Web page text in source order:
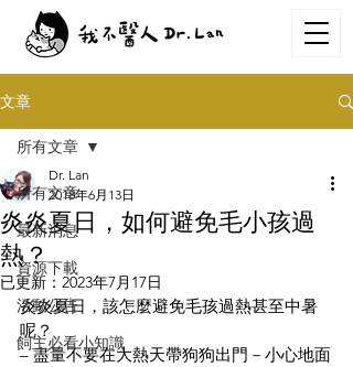
文章
所有文章
最新消息
資源下載
活動公告
飼主必看小知識
所有文章
炎炎夏日，如何避免毛小孩過
熱？
Dr. Lan
2018年6月13日
已更新： 2023年7月17日
炎炎夏日，該怎麼避免毛孩過熱甚至中暑
呢？
– 盡量不要在大熱天帶狗狗出門－小心地面